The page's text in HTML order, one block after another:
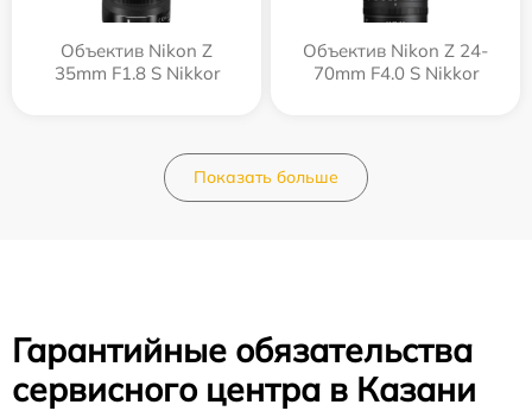
Объектив Nikon Z
35mm F1.8 S Nikkor
Объектив Nikon Z 24-
70mm F4.0 S Nikkor
Показать больше
Гарантийные обязательства
сервисного центра в Казани